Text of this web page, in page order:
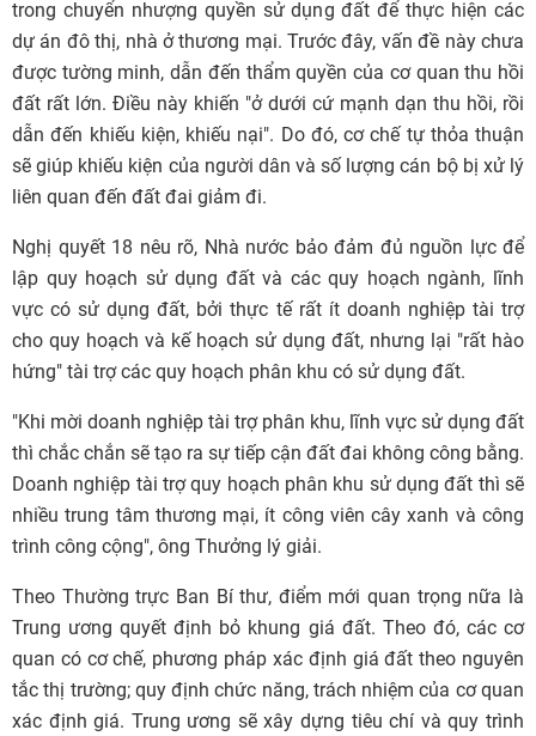
trong chuyển nhượng quyền sử dụng đất để thực hiện các
dự án đô thị, nhà ở thương mại. Trước đây, vấn đề này chưa
được tường minh, dẫn đến thẩm quyền của cơ quan thu hồi
đất rất lớn. Điều này khiến "ở dưới cứ mạnh dạn thu hồi, rồi
dẫn đến khiếu kiện, khiếu nại". Do đó, cơ chế tự thỏa thuận
sẽ giúp khiếu kiện của người dân và số lượng cán bộ bị xử lý
liên quan đến đất đai giảm đi.
Nghị quyết 18 nêu rõ, Nhà nước bảo đảm đủ nguồn lực để
lập quy hoạch sử dụng đất và các quy hoạch ngành, lĩnh
vực có sử dụng đất, bởi thực tế rất ít doanh nghiệp tài trợ
cho quy hoạch và kế hoạch sử dụng đất, nhưng lại "rất hào
hứng" tài trợ các quy hoạch phân khu có sử dụng đất.
"Khi mời doanh nghiệp tài trợ phân khu, lĩnh vực sử dụng đất
thì chắc chắn sẽ tạo ra sự tiếp cận đất đai không công bằng.
Doanh nghiệp tài trợ quy hoạch phân khu sử dụng đất thì sẽ
nhiều trung tâm thương mại, ít công viên cây xanh và công
trình công cộng", ông Thưởng lý giải.
Theo Thường trực Ban Bí thư, điểm mới quan trọng nữa là
Trung ương quyết định bỏ khung giá đất. Theo đó, các cơ
quan có cơ chế, phương pháp xác định giá đất theo nguyên
tắc thị trường; quy định chức năng, trách nhiệm của cơ quan
xác định giá. Trung ương sẽ xây dựng tiêu chí và quy trình